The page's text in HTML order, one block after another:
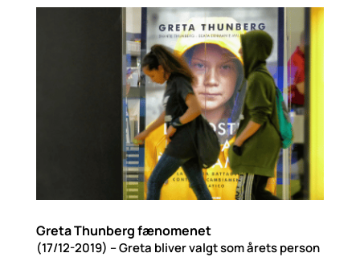
Greta Thunberg fænomenet
(17/12-2019) – Greta bliver valgt som årets person